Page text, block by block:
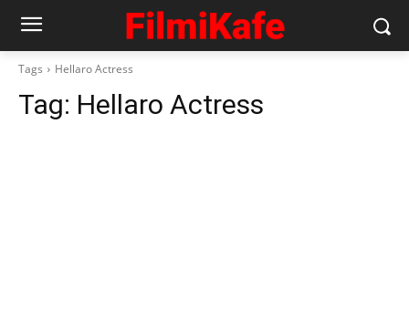
Tags Hellaro Actress
Tag: Hellaro Actress